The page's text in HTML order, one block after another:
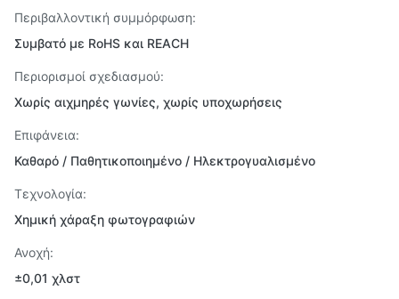
Περιβαλλοντική συμμόρφωση:
Συμβατό με RoHS και REACH
Περιορισμοί σχεδιασμού:
Χωρίς αιχμηρές γωνίες, χωρίς υποχωρήσεις
Επιφάνεια:
Καθαρό / Παθητικοποιημένο / Ηλεκτρογυαλισμένο
Τεχνολογία:
Χημική χάραξη φωτογραφιών
Ανοχή:
±0,01 χλστ